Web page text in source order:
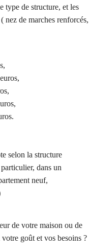
type de structure, et les
nez de marches renforcés,
selon la structure
dans un
neuf,
de votre maison ou de
goût et vos besoins ?